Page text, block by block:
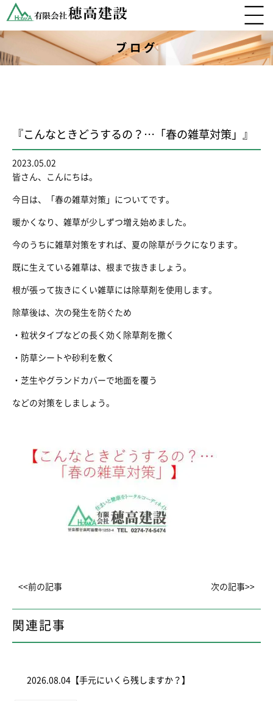
ブログ
『こんなときどうするの？…「春の雑草対策」』
2023.05.02
皆さん、こんにちは。
今日は、「春の雑草対策」についてです。
暖かくなり、雑草が少しずつ増え始めました。
今のうちに雑草対策をすれば、夏の除草がラクになります。
既に生えている雑草は、根まで抜きましょう。
根が張って抜きにくい雑草には除草剤を使用します。
除草後は、次の発生を防ぐため
・粒状タイプなどの長く効く除草剤を撒く
・防草シートや砂利を敷く
・芝生やグランドカバーで地面を覆う
などの対策をしましょう。
<<前の記事 次の記事>>
関連記事
2026.08.04 【手元にいくら残しますか？】